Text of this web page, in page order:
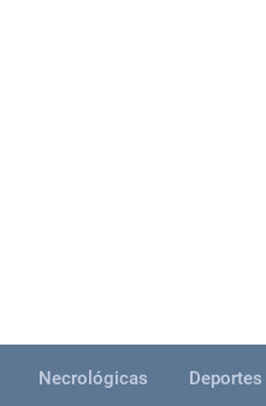
Necrológicas Deportes